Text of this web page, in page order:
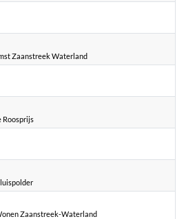
Zaanstreek Waterland
Roosprijs
Zaanstreek-Waterland